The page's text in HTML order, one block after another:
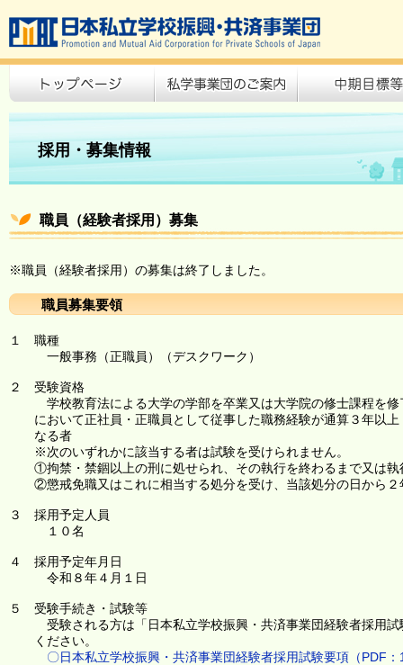
採用・募集情報
職員（経験者採用）募集
※職員（経験者採用）の募集は終了しました。
職員募集要領
１ 職種
一般事務（正職員）（デスクワーク）
２ 受験資格
学校教育法による大学の学部を卒業又は大学院の修士課程を修
において正社員・正職員として従事した職務経験が通算３年以上
なる者
※次のいずれかに該当する者は試験を受けられません。
①拘禁・禁錮以上の刑に処せられ、その執行を終わるまで又は執
②懲戒免職又はこれに相当する処分を受け、当該処分の日から２
３ 採用予定人員
１０名
４ 採用予定年月日
令和８年４月１日
５ 受験手続き・試験等
受験される方は「日本私立学校振興・共済事業団経験者採用試
ください。
〇日本私立学校振興・共済事業団経験者採用試験要項（PDF：